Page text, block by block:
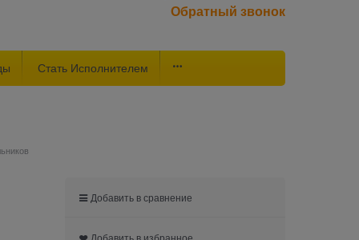
Обратный звонок
Стать Исполнителем
Добавить в сравнение
Добавить в избранное